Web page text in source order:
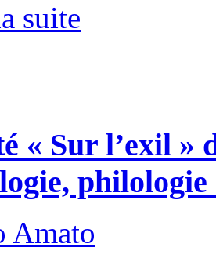
suite
« Sur l’exil »
Amato